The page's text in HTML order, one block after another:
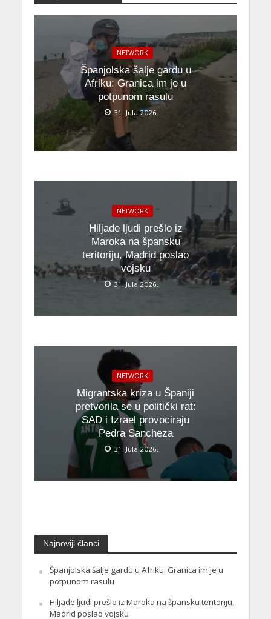
NETWORK
Španjolska šalje gardu u
Afriku: Granica im je u
potpunom rasulu
31. Jula 2026.
NETWORK
Hiljade ljudi prešlo iz
Maroka na špansku
teritoriju, Madrid poslao
vojsku
31. Jula 2026.
NETWORK
Migrantska kriza u Španiji
pretvorila se u politički rat:
SAD i Izrael provociraju
Pedra Sancheza
31. Jula 2026.
Najnoviji članci
Španjolska šalje gardu u Afriku: Granica im je u
potpunom rasulu
Hiljade ljudi prešlo iz Maroka na špansku teritoriju,
Madrid poslao vojsku